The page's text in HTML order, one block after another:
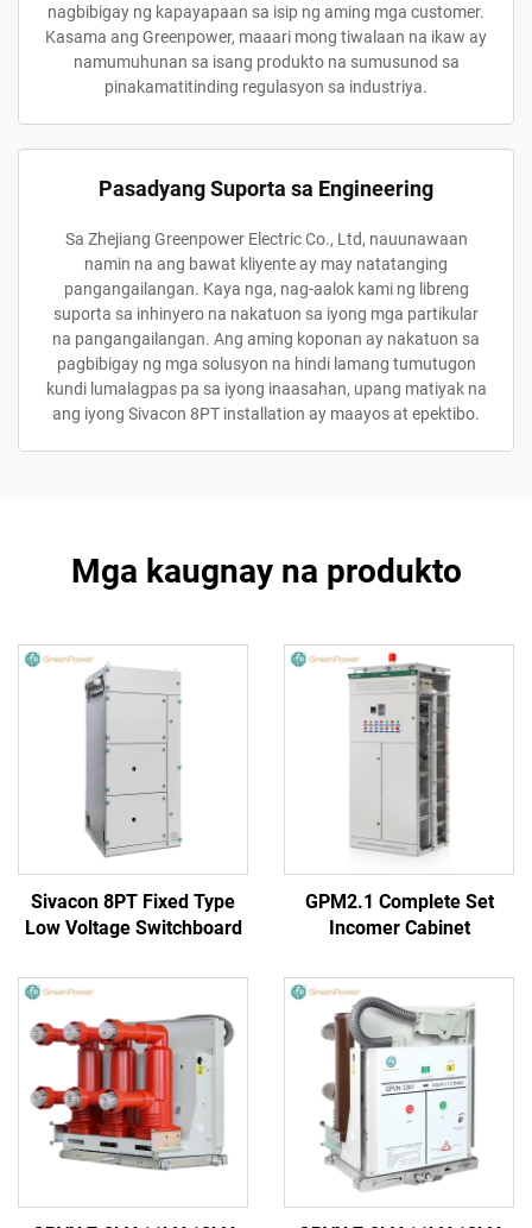
nagbibigay ng kapayapaan sa isip ng aming mga customer.
Kasama ang Greenpower, maaari mong tiwalaan na ikaw ay
namumuhunan sa isang produkto na sumusunod sa
pinakamatitinding regulasyon sa industriya.
Pasadyang Suporta sa Engineering
Sa Zhejiang Greenpower Electric Co., Ltd, nauunawaan
namin na ang bawat kliyente ay may natatanging
pangangailangan. Kaya nga, nag-aalok kami ng libreng
suporta sa inhinyero na nakatuon sa iyong mga partikular
na pangangailangan. Ang aming koponan ay nakatuon sa
pagbibigay ng mga solusyon na hindi lamang tumutugon
kundi lumalagpas pa sa iyong inaasahan, upang matiyak na
ang iyong Sivacon 8PT installation ay maayos at epektibo.
Mga kaugnay na produkto
Sivacon 8PT Fixed Type
Low Voltage Switchboard
GPM2.1 Complete Set
Incomer Cabinet